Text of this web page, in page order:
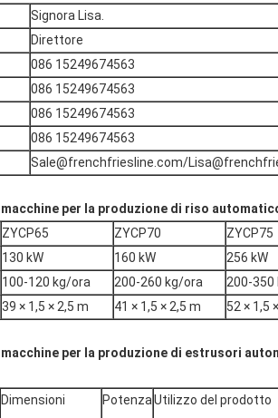
Signora Lisa.
Direttore
086 15249674563
086 15249674563
086 15249674563
086 15249674563
Sale@frenchfriesline.com/
macchine per la produzione di riso
ZYCP65 ZYCP70 ZYCP75
130 kW 160 kW 256 kW
100-120 kg/ora 200-260 kg/ora 200-350
39 × 1,5 × 2,5 m 41 × 1,5 × 2,5 m 52 × 1,5
per la produzione di estrusori
Dimensioni PotenzaUtilizzo del prodotto